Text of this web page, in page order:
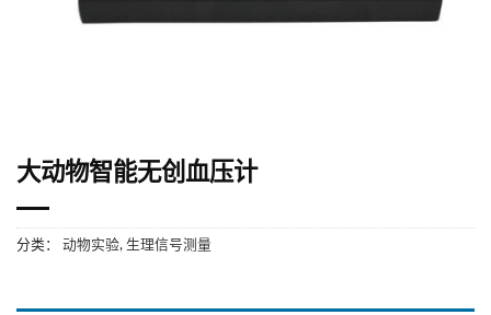
大动物智能无创血压计
分类： 动物实验, 生理信号测量